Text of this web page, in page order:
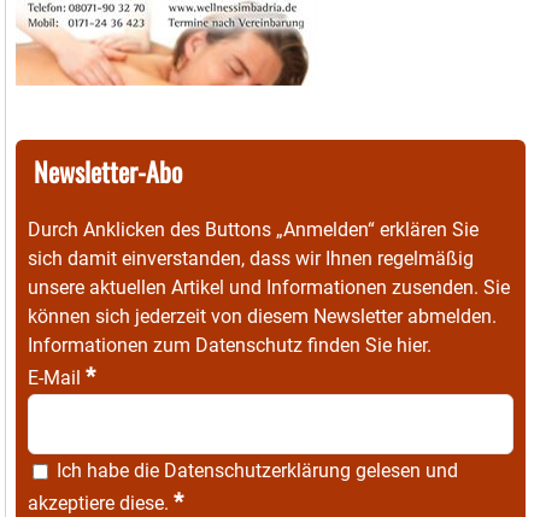
Newsletter-Abo
Durch Anklicken des Buttons „Anmelden“ erklären Sie
sich damit einverstanden, dass wir Ihnen regelmäßig
unsere aktuellen Artikel und Informationen zusenden. Sie
können sich jederzeit von diesem Newsletter abmelden.
Informationen zum Datenschutz finden Sie hier.
E-Mail *
Ich habe die Datenschutzerklärung gelesen und
akzeptiere diese. *